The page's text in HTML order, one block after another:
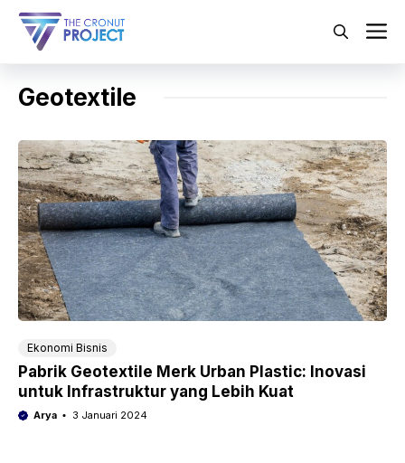
Langsung
Geotextile
Ekonomi Bisnis
Pabrik Geotextile Merk Urban Plastic: Inovasi
untuk Infrastruktur yang Lebih Kuat
Arya 3 Januari 2024